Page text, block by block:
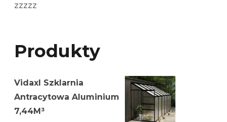
zzzzz
Produkty
Vidaxl Szklarnia
Antracytowa Aluminium
7,44M³